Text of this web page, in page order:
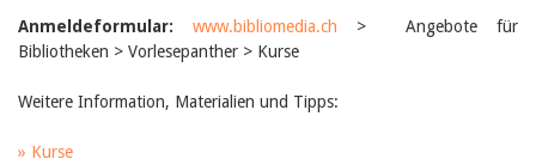
September 2025
Juli 2025
März 2025
2023
Anmeldeformular:www.bibliomedia.ch > Angebote für
Bibliotheken > Vorlesepanther > Kurse
Weitere Information, Materialien und Tipps:
» Kurse